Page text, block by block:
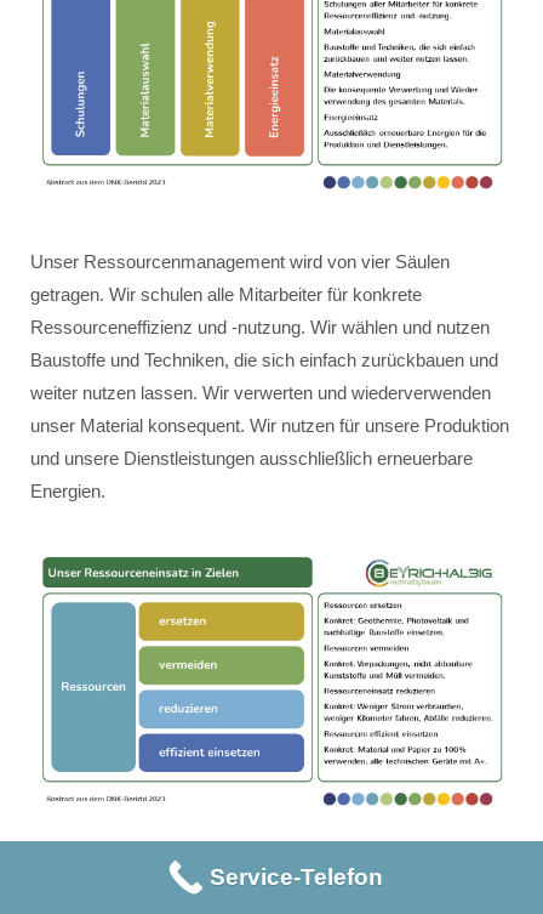
Unser Ressourcenmanagement wird von vier Säulen
getragen. Wir schulen alle Mitarbeiter für konkrete
Ressourceneffizienz und -nutzung. Wir wählen und nutzen
Baustoffe und Techniken, die sich einfach zurückbauen und
weiter nutzen lassen. Wir verwerten und wiederverwenden
unser Material konsequent. Wir nutzen für unsere Produktion
und unsere Dienstleistungen ausschließlich erneuerbare
Energien.
Unser Ressourceneinsatz erfolgt innerhalb der vier Ziele:
Service-Telefon